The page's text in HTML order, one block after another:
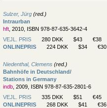
Sulzer, Jürg (red.)
Intraurban
hft , 2010, ISBN 978-87-635-3642-4
VEJL. PRIS
280 DKK $43
€38
ONLINEPRIS
224 DKK $34 €30
Niedenthal, Clemens (red.)
Bahnhöfe in Deutschland/
Stations in Germany
indb , 2009, ISBN 978-87-635-2801-6
VEJL. PRIS
335 DKK $51
€45
ONLINEPRIS
268 DKK $41 €36